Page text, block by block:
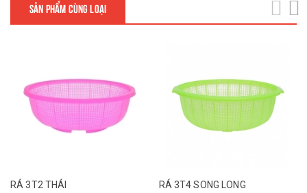
SẢN PHẨM CÙNG LOẠI
RÁ 3T2 THÁI RÁ 3T4 SONG LONG